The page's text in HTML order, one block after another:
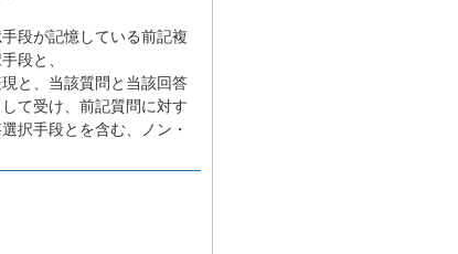
段が記憶している前記複
段と、
と、当該質問と当該回答
て受け、前記質問に対す
択手段とを含む、ノン・